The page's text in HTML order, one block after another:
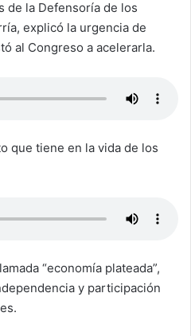
de la Defensoría de los
explicó la urgencia de
al Congreso a acelerarla.
que tiene en la vida de los
“economía plateada”,
y participación